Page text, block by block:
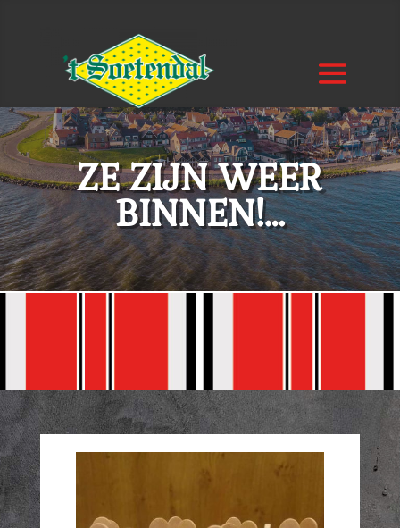
ZE ZIJN WEER
BINNEN!…